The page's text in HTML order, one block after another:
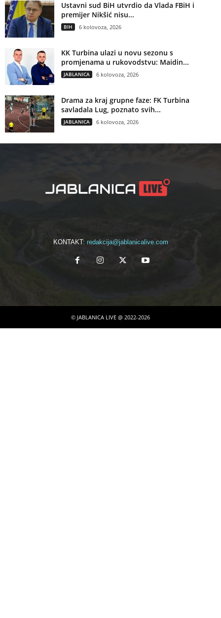
Ustavni sud BiH utvrdio da Vlada FBiH i
premijer Nikšić nisu...
BIH 6 kolovoza, 2026
KK Turbina ulazi u novu sezonu s
promjenama u rukovodstvu: Maidin...
JABLANICA 6 kolovoza, 2026
Drama za kraj grupne faze: FK Turbina
savladala Lug, poznato svih...
JABLANICA 6 kolovoza, 2026
KONTAKT: redakcija@jablanicalive.com
© JABLANICA LIVE @ 2022-2026